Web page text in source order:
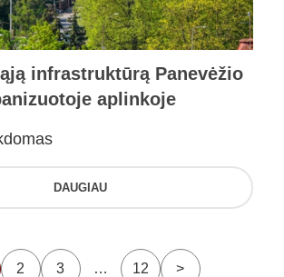
infrastruktūrą Panevėžio
aplinkoje
DAUGIAU
2 3 … 12 >